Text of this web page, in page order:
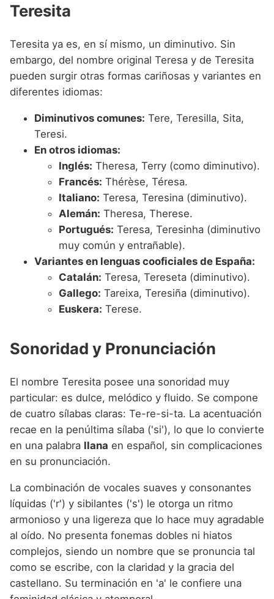
Teresita
Teresita ya es, en sí mismo, un diminutivo. Sin
embargo, del nombre original Teresa y de Teresita
pueden surgir otras formas cariñosas y variantes en
diferentes idiomas:
Diminutivos comunes: Tere, Teresilla, Sita,
Teresi.
En otros idiomas:
Inglés: Theresa, Terry (como diminutivo).
Francés: Thérèse, Téresa.
Italiano: Teresa, Teresina (diminutivo).
Alemán: Theresa, Therese.
Portugués: Teresa, Teresinha (diminutivo
muy común y entrañable).
Variantes en lenguas cooficiales de España:
Catalán: Teresa, Tereseta (diminutivo).
Gallego: Tareixa, Teresiña (diminutivo).
Euskera: Terese.
Sonoridad y Pronunciación
El nombre Teresita posee una sonoridad muy
particular: es dulce, melódico y fluido. Se compone
de cuatro sílabas claras: Te-re-si-ta. La acentuación
recae en la penúltima sílaba ('si'), lo que lo convierte
en una palabra llana en español, sin complicaciones
en su pronunciación.
La combinación de vocales suaves y consonantes
líquidas ('r') y sibilantes ('s') le otorga un ritmo
armonioso y una ligereza que lo hace muy agradable
al oído. No presenta fonemas dobles ni hiatos
complejos, siendo un nombre que se pronuncia tal
como se escribe, con la claridad y la gracia del
castellano. Su terminación en 'a' le confiere una